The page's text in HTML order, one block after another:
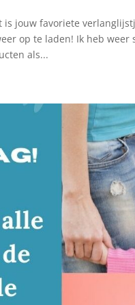
jouw favoriete
op te laden! Ik heb weer
als...